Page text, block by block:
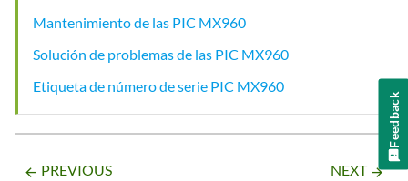
Mantenimiento de las PIC MX960
Solución de problemas de las PIC MX960
Etiqueta de número de serie PIC MX960
arrow_backward PREVIOUS NEXT arrow_forward
Feedback